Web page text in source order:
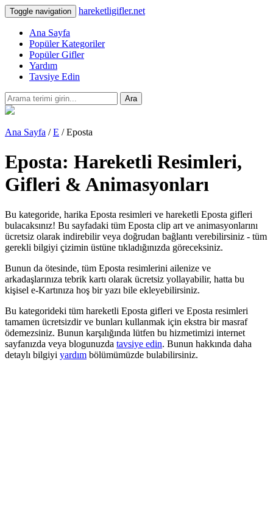
Toggle navigation hareketligifler.net
Ana Sayfa
Popüler Kategoriler
Popüler Gifler
Yardım
Tavsiye Edin
Ara
Ana Sayfa /E / Eposta
Eposta: Hareketli Resimleri,
Gifleri & Animasyonları
Bu kategoride, harika Eposta resimleri ve hareketli Eposta gifleri
bulacaksınız! Bu sayfadaki tüm Eposta clip art ve animasyonlarını
ücretsiz olarak indirebilir veya doğrudan bağlantı verebilirsiniz - tüm
gerekli bilgiyi çizimin üstüne tıkladığınızda göreceksiniz.
Bunun da ötesinde, tüm Eposta resimlerini ailenize ve
arkadaşlarınıza tebrik kartı olarak ücretsiz yollayabilir, hatta bu
kişisel e-Kartınıza hoş bir yazı bile ekleyebilirsiniz.
Bu kategorideki tüm hareketli Eposta gifleri ve Eposta resimleri
tamamen ücretsizdir ve bunları kullanmak için ekstra bir masraf
ödemezsiniz. Bunun karşılığında lütfen bu hizmetimizi internet
sayfanızda veya blogunuzda tavsiye edin. Bunun hakkında daha
detaylı bilgiyi yardım bölümümüzde bulabilirsiniz.